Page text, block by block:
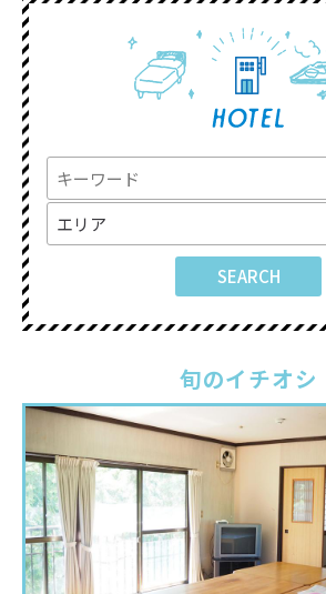
旬のイチオシ